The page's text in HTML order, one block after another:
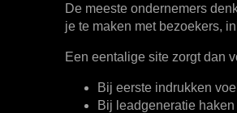
De meeste ondernemers
je te maken met bezoekers,
Een eentalige site zorgt dan
Bij eerste indrukken
Bij leadgeneratie